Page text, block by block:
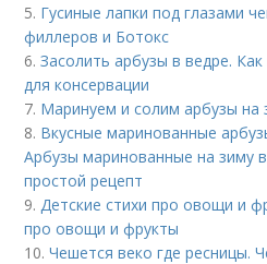
5. Гусиные лапки под глазами
филлеров и Ботокс
6.Засолить арбузы в ведре.
для консервации
7. Маринуем и солим арбузы на
8. Вкусные маринованные
Арбузы маринованные на зиму
простой рецепт
9.Детские стихи про овощи и
про овощи и фрукты
10.Чешется веко где ресницы.